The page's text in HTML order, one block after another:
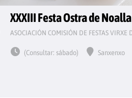
XXXIII Festa Ostra de Noalla
(Consultar: sábado) Sanxenxo